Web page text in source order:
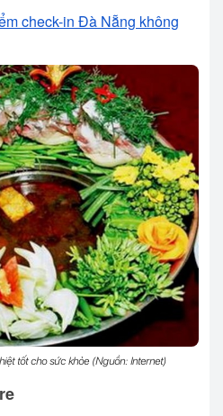
check-in Đà Nẵng không
tốt cho sức khỏe (Nguồn: Internet)